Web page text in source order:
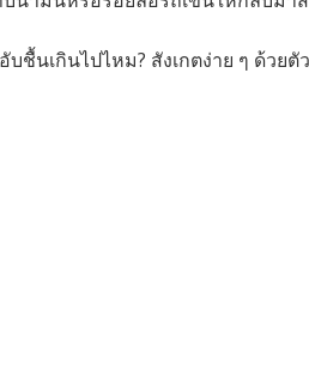
ชื้นเกินไปไหม? สังเกตง่าย ๆ ด้วยตัว